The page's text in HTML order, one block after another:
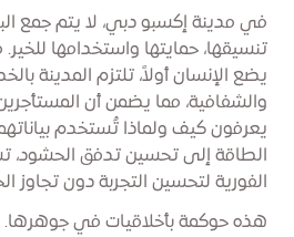
في مدينة إكسبو دبي، لا يتم جمع
تنسيقها، حمايتها واستخدامها
يضع الإنسان أولاً، تلتزم المدينة
والشفافية، مما يضمن أن
يعرفون كيف ولماذا تُستخدم
الطاقة إلى تحسين تدفق الحشود،
الفورية لتحسين التجربة دون تجاوز
هذه حوكمة بأخلاقيات في جوهرها.